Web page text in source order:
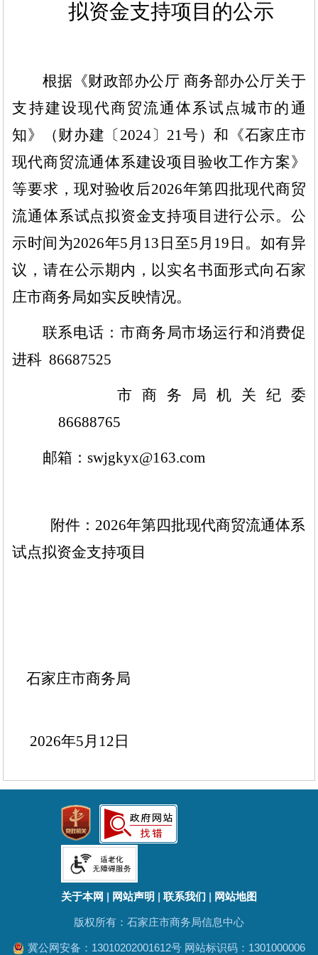
拟资金支持项目 的公示
根据《财政部办公厅 商务部办公厅关于
支持建设现代商贸流通体系试点城市的通
知》（财办建〔 2024〕21号）和《石家庄市
现代商贸流通体系建设项目验收工作方案》
等要求，现对验收后2026年第四批现代商贸
流通体系试点拟资金支持项目进行公示。公
示时间为2026年5月13日至5月19日。如有异
议，请在公示期内，以实名书面形式向石家
庄市商务局如实反映情况。
联系电话：市商务局市场运行和消费促
进科 86687525
市商务局机关纪委
86688765
邮箱： swjgkyx@163.com
附件：2026年第四批现代商贸流通体系
试点拟资金支持项目
石家庄市商务局
2026年5月12日